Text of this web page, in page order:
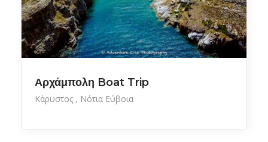
Αρχάμπολη Boat Trip
Κάρυστος Νότια Εύβοια